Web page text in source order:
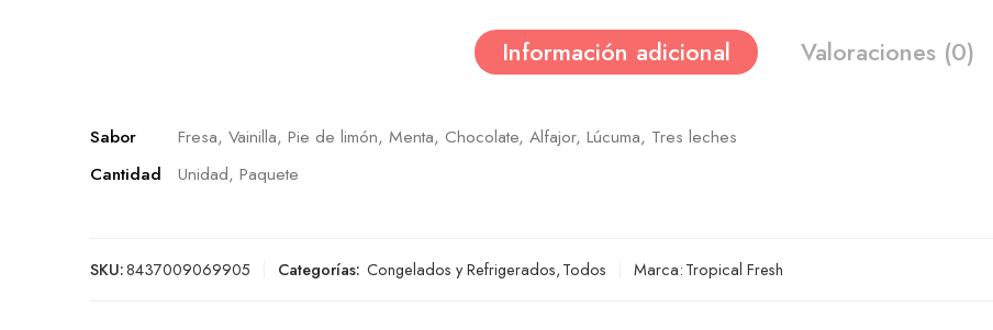
Información adicional Valoraciones (0)
Sabor
Fresa, Vainilla, Pie de limón, Menta, Chocolate, Alfajor, Lúcuma, Tres leches
Cantidad
Unidad, Paquete
SKU:8437009069905 Categorías: Congelados y Refrigerados,Todos Marca:Tropical Fresh